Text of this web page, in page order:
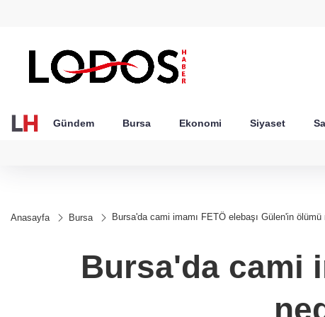
Gündem Bursa Ekonomi Siyaset
Anasayfa Bursa Bursa'da cami imamı FETÖ elebaşı Gülen'in ölümü
Bursa'da cami